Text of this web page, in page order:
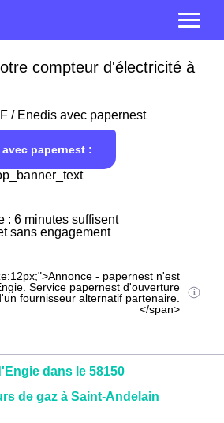
compteur d'électricité à
/ Enedis avec papernest
papernest :
: 6 minutes suffisent
sans engagement
- papernest n'est
Service papernest d'ouverture
fournisseur alternatif partenaire.
</span>
dans le 58150
de gaz à Saint-Andelain